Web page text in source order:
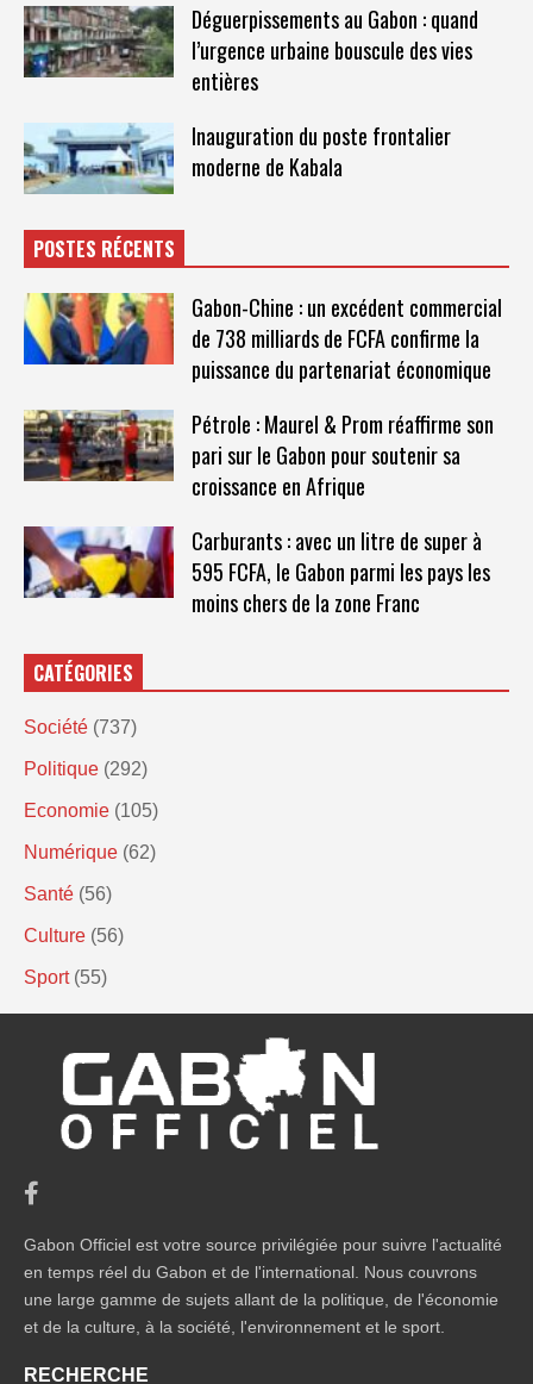
Déguerpissements au Gabon : quand
l’urgence urbaine bouscule des vies
entières
Inauguration du poste frontalier
moderne de Kabala
POSTES RÉCENTS
Gabon-Chine : un excédent commercial
de 738 milliards de FCFA confirme la
puissance du partenariat économique
Pétrole : Maurel & Prom réaffirme son
pari sur le Gabon pour soutenir sa
croissance en Afrique
Carburants : avec un litre de super à
595 FCFA, le Gabon parmi les pays les
moins chers de la zone Franc
CATÉGORIES
Société (737)
Politique (292)
Economie (105)
Numérique (62)
Santé (56)
Culture (56)
Sport (55)
Gabon Officiel est votre source privilégiée pour suivre l'actualité
en temps réel du Gabon et de l'international. Nous couvrons
une large gamme de sujets allant de la politique, de l'économie
et de la culture, à la société, l'environnement et le sport.
RECHERCHE